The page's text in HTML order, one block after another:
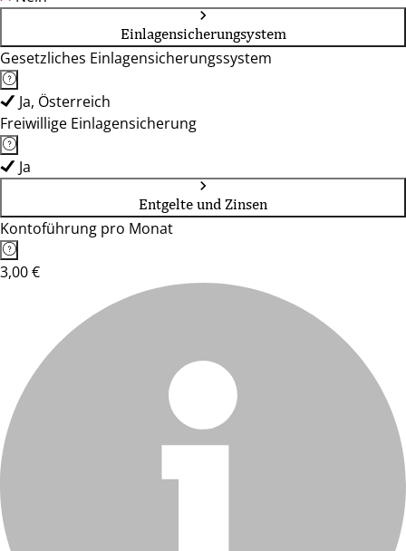
Einlagensicherungsystem
Gesetzliches Einlagensicherungssystem
Ja, Österreich
Freiwillige Einlagensicherung
Ja
Entgelte und Zinsen
Kontoführung pro Monat
3,00 €